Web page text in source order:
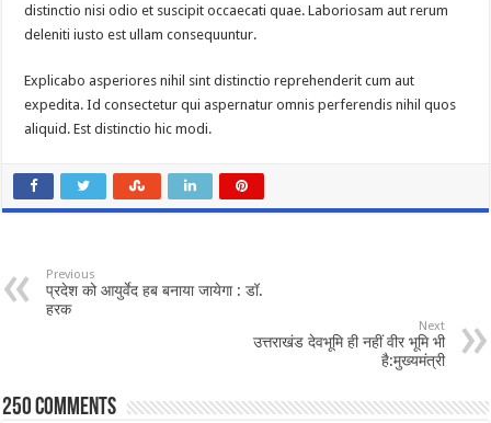
distinctio nisi odio et suscipit occaecati quae. Laboriosam aut rerum
deleniti iusto est ullam consequuntur.
Explicabo asperiores nihil sint distinctio reprehenderit cum aut
expedita. Id consectetur qui aspernatur omnis perferendis nihil quos
aliquid. Est distinctio hic modi.
Previous
प्रदेश को आयुर्वेद हब बनाया जायेगा : डॉ.
हरक
Next
उत्तराखंड देवभूमि ही नहीं वीर भूमि भी
है:मुख्यमंत्री
250 comments